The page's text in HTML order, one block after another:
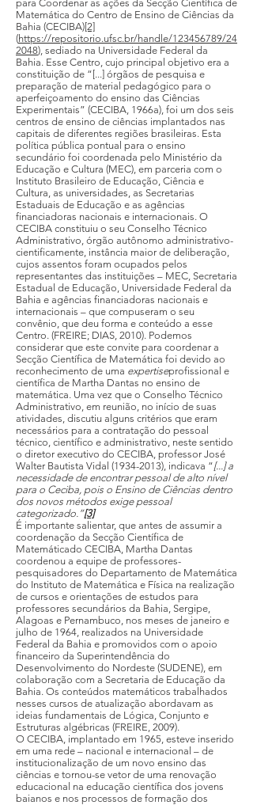
para Coordenar as ações da Secção Científica de
Matemática do Centro de Ensino de Ciências da
Bahia (CECIBA)[2]
(https://repositorio.ufsc.br/handle/123456789/24
2048), sediado na Universidade Federal da
Bahia. Esse Centro, cujo principal objetivo era a
constituição de “[...] órgãos de pesquisa e
preparação de material pedagógico para o
aperfeiçoamento do ensino das Ciências
Experimentais” (CECIBA, 1966a), foi um dos seis
centros de ensino de ciências implantados nas
capitais de diferentes regiões brasileiras. Esta
política pública pontual para o ensino
secundário foi coordenada pelo Ministério da
Educação e Cultura (MEC), em parceria com o
Instituto Brasileiro de Educação, Ciência e
Cultura, as universidades, as Secretarias
Estaduais de Educação e as agências
financiadoras nacionais e internacionais. O
CECIBA constituiu o seu Conselho Técnico
Administrativo, órgão autônomo administrativo-
cientificamente, instância maior de deliberação,
cujos assentos foram ocupados pelos
representantes das instituições – MEC, Secretaria
Estadual de Educação, Universidade Federal da
Bahia e agências financiadoras nacionais e
internacionais – que compuseram o seu
convênio, que deu forma e conteúdo a esse
Centro. (FREIRE; DIAS, 2010). Podemos
considerar que este convite para coordenar a
Secção Científica de Matemática foi devido ao
reconhecimento de uma expertiseprofissional e
científica de Martha Dantas no ensino de
matemática. Uma vez que o Conselho Técnico
Administrativo, em reunião, no início de suas
atividades, discutiu alguns critérios que eram
necessários para a contratação do pessoal
técnico, científico e administrativo, neste sentido
o diretor executivo do CECIBA, professor José
Walter Bautista Vidal (1934-2013), indicava “[...] a
necessidade de encontrar pessoal de alto nível
para o Ceciba, pois o Ensino de Ciências dentro
dos novos métodos exige pessoal
categorizado.”[3]
É importante salientar, que antes de assumir a
coordenação da Secção Científica de
Matemáticado CECIBA, Martha Dantas
coordenou a equipe de professores-
pesquisadores do Departamento de Matemática
do Instituto de Matemática e Física na realização
de cursos e orientações de estudos para
professores secundários da Bahia, Sergipe,
Alagoas e Pernambuco, nos meses de janeiro e
julho de 1964, realizados na Universidade
Federal da Bahia e promovidos com o apoio
financeiro da Superintendência do
Desenvolvimento do Nordeste (SUDENE), em
colaboração com a Secretaria de Educação da
Bahia. Os conteúdos matemáticos trabalhados
nesses cursos de atualização abordavam as
ideias fundamentais de Lógica, Conjunto e
Estruturas algébricas (FREIRE, 2009).
O CECIBA, implantado em 1965, esteve inserido
em uma rede – nacional e internacional – de
institucionalização de um novo ensino das
ciências e tornou-se vetor de uma renovação
educacional na educação científica dos jovens
baianos e nos processos de formação dos